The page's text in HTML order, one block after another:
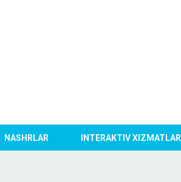
NASHRLAR INTERAKTIV XIZMATLAR